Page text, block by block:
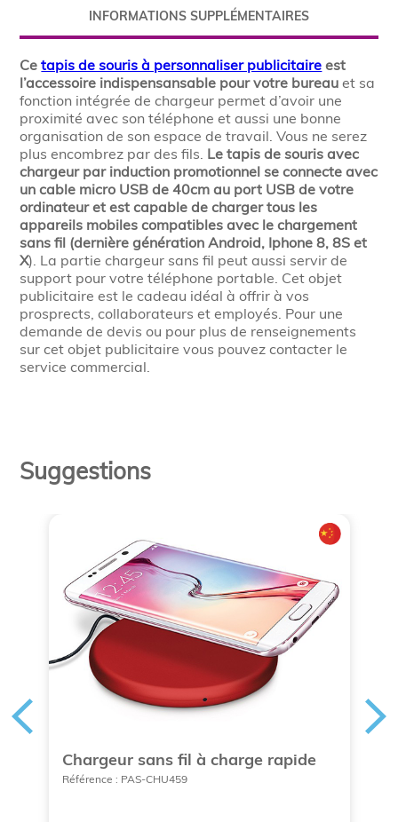
INFORMATIONS SUPPLÉMENTAIRES
Cetapis de souris à personnaliser publicitaire est
l’accessoire indispensansable pour votre bureau et sa
fonction intégrée de chargeur permet d’avoir une
proximité avec son téléphone et aussi une bonne
organisation de son espace de travail. Vous ne serez
plus encombrez par des fils. Le tapis de souris avec
chargeur par induction promotionnel se connecte avec
un cable micro USB de 40cm au port USB de votre
ordinateur et est capable de charger tous les
appareils mobiles compatibles avec le chargement
sans fil (dernière génération Android, Iphone 8, 8S et
X). La partie chargeur sans fil peut aussi servir de
support pour votre téléphone portable. Cet objet
publicitaire est le cadeau idéal à offrir à vos
prosprects, collaborateurs et employés. Pour une
demande de devis ou pour plus de renseignements
sur cet objet publicitaire vous pouvez contacter le
service commercial.
Suggestions
Chargeur sans fil à charge rapide
Référence : PAS-CHU459